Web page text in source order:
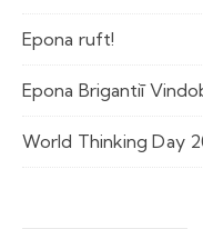
Epona ruft!
Epona Brigantiī
World Thinking Day